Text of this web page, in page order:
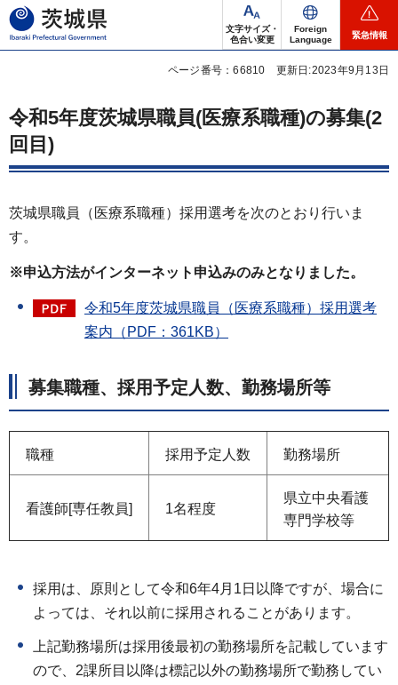
茨城県
文字サイズ・
色合い変更
Foreign
Language
緊急情報
ページ番号：66810 更新日:2023年9月13日
令和5年度茨城県職員(医療系職種)の募集(2
回目)
茨城県職員（医療系職種）採用選考を次のとおり行いま
す。
※申込方法がインターネット申込みのみとなりました。
令和5年度茨城県職員（医療系職種）採用選考
案内（PDF：361KB）
募集職種、採用予定人数、勤務場所等
職種 採用予定人数 勤務場所
看護師[専任教員] 1名程度
県立中央看護
専門学校等
採用は、原則として令和6年4月1日以降ですが、場合に
よっては、それ以前に採用されることがあります。
上記勤務場所は採用後最初の勤務場所を記載しています
ので、2課所目以降は標記以外の勤務場所で勤務してい